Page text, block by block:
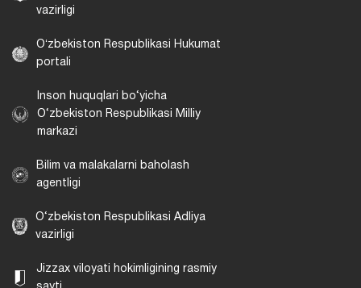
vazirligi
Oʻzbekiston Respublikasi Hukumat
portali
Inson huquqlari bo‘yicha
O‘zbekiston Respublikasi Milliy
markazi
Bilim va malakalarni baholash
agentligi
O‘zbekiston Respublikasi Adliya
vazirligi
Jizzax viloyati hokimligining rasmiy